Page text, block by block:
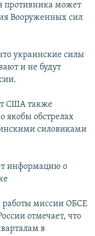
противника может
Вооруженных сил
украинские силы
и не будут
США также
якобы обстрелах
силовиками
информацию о
работы миссии ОБСЕ
отмечает, что
в